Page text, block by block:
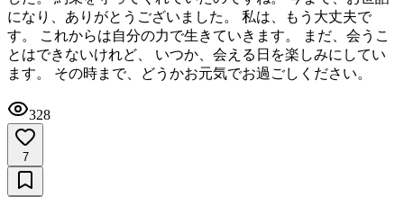
になり、ありがとうございました。 私は、もう大丈夫で
す。 これからは自分の力で生きていきます。 まだ、会うこ
とはできないけれど、 いつか、会える日を楽しみにしてい
ます。 その時まで、どうかお元気でお過ごしください。
328
7